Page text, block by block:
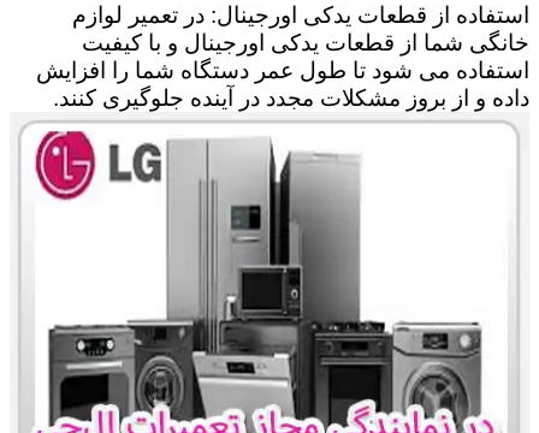
استفاده از قطعات یدکی اورجینال: در تعمیر لوازم
خانگی شما از قطعات یدکی اورجینال و با کیفیت
استفاده می شود تا طول عمر دستگاه شما را افزایش
داده و از بروز مشکلات مجدد در آینده جلوگیری کنند.